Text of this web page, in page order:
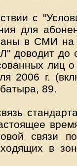
с
для
в СМИ на
доводит до
лиц
2006 г.
89.
связи
в